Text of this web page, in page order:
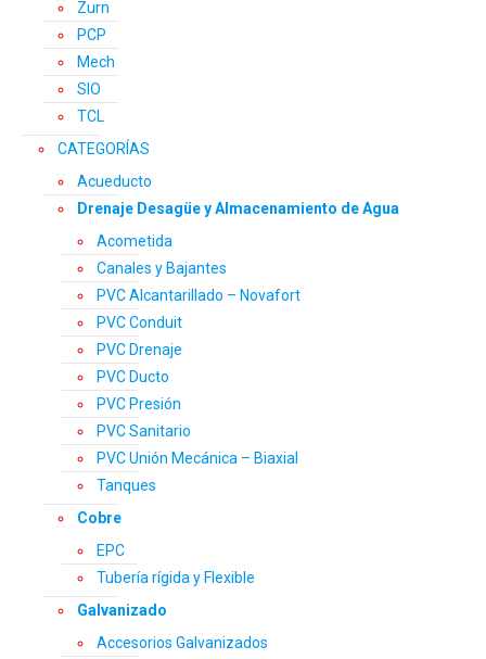
Zurn
PCP
Mech
SIO
TCL
CATEGORÍAS
Acueducto
Drenaje Desagüe y Almacenamiento de Agua
Acometida
Canales y Bajantes
PVC Alcantarillado – Novafort
PVC Conduit
PVC Drenaje
PVC Ducto
PVC Presión
PVC Sanitario
PVC Unión Mecánica – Biaxial
Tanques
Cobre
EPC
Tubería rígida y Flexible
Galvanizado
Accesorios Galvanizados